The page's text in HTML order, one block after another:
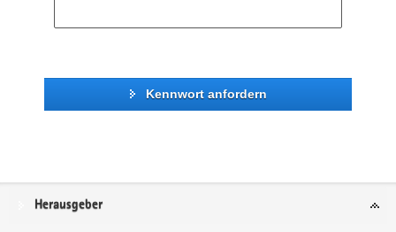
Kennwort anfordern
Service
Herausgeber